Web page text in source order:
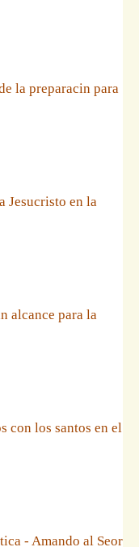
la preparacin para
Jesucristo en la
alcance para la
con los santos en el
- Amando al Seor